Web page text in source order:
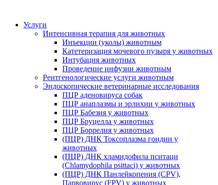
Услуги
Интенсивная терапия для животных
Инъекции (уколы) животным
Катетеризация мочевого пузыря у животных
Интубация животных
Проведение инфузии животным
Рентгенологические услуги животным
Эндоскопические ветеринарные исследования
ПЦР аденовируса собак
ПЦР анаплазмы и эрлихии у животных
ПЦР Бабезия у животных
ПЦР Бруцелла у животных
ПЦР Боррелия у животных
(ПЦР) ДНК Токсоплазма гондии у
животных
(ПЦР) ДНК хламидофила пситаци
(Chlamydophila psittaci) у животных
(ПЦР) ДНК Панлейкопения (CPV),
Парвовирус (FPV) у животных